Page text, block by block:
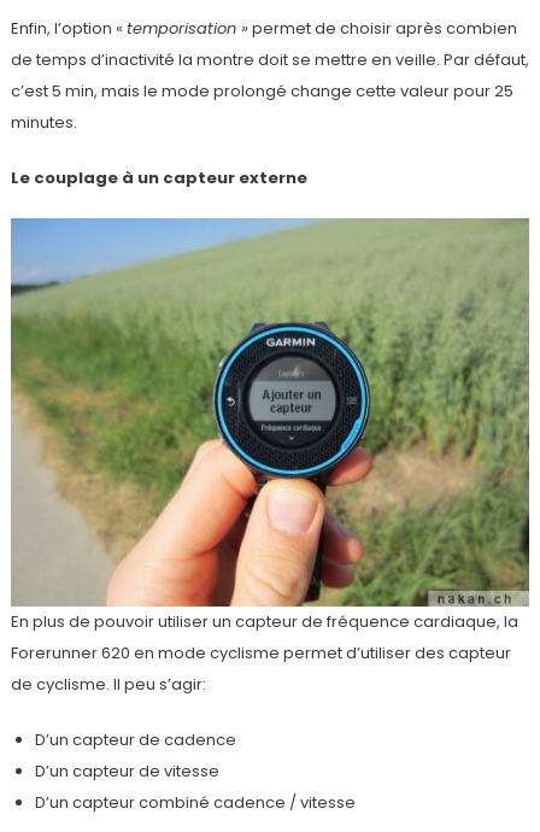
Enfin, l’option « temporisation »permet de choisir après combien
de temps d’inactivité la montre doit se mettre en veille. Par défaut,
c’est 5 min, mais le mode prolongé change cette valeur pour 25
minutes.
Le couplage à un capteur externe
En plus de pouvoir utiliser un capteur de fréquence cardiaque, la
Forerunner 620 en mode cyclisme permet d’utiliser des capteur
de cyclisme. Il peu s’agir:
D’un capteur de cadence
D’un capteur de vitesse
D’un capteur combiné cadence / vitesse